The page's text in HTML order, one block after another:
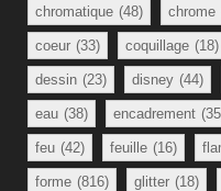
chromatique (48) chrome
coeur (33) coquillage (18)
dessin (23) disney (44)
eau (38) encadrement
feu (42) feuille (16)
forme (816) glitter (18)